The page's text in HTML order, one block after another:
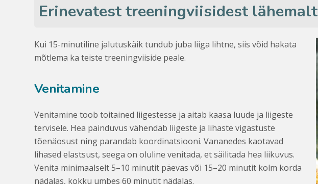
Erinevatest treeningviisidest lähemalt
Kui 15-minutiline jalutuskäik tundub juba liiga lihtne, siis võid hakata
mõtlema ka teiste treeningviiside peale.
Venitamine
Venitamine toob toitained liigestesse ja aitab kaasa luude ja liigeste
tervisele. Hea painduvus vähendab liigeste ja lihaste vigastuste
tõenäosust ning parandab koordinatsiooni. Vananedes kaotavad
lihased elastsust, seega on oluline venitada, et säilitada hea liikuvus.
Venita minimaalselt 5–10 minutit päevas või 15–20 minutit kolm korda
nädalas, kokku umbes 60 minutit nädalas.